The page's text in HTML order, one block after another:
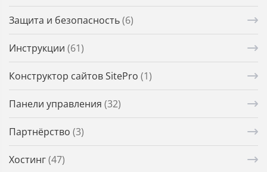
Защита и безопасность(6)
Инструкции (61)
Конструктор сайтов SitePro (1)
Панели управления (32)
Партнёрство (3)
Хостинг(47)